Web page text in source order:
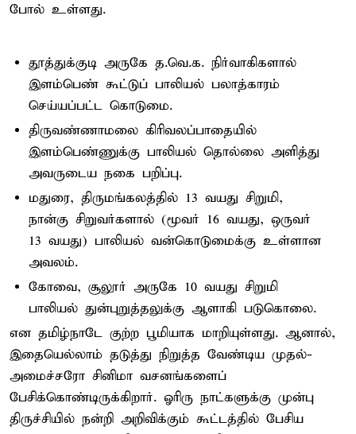
போல் உள்ளது.
தூத்துக்குடி அருகே த.வெ.க. நிர்வாகிகளால்
இளம்பெண் கூட்டுப் பாலியல் பலாத்காரம்
செய்யப்பட்ட கொடுமை.
திருவண்ணாமலை கிரிவலப்பாதையில்
இளம்பெண்ணுக்கு பாலியல் தொல்லை அளித்து
அவருடைய நகை பறிப்பு.
மதுரை, திருமங்கலத்தில் 13 வயது சிறுமி,
நான்கு சிறுவர்களால் (மூவர் 16 வயது, ஒருவர்
13 வயது) பாலியல் வன்கொடுமைக்கு உள்ளான
அவலம்.
கோவை, சூலூர் அருகே 10 வயது சிறுமி
பாலியல் துன்புறுத்தலுக்கு ஆளாகி படுகொலை.
என தமிழ்நாடே குற்ற பூமியாக மாறியுள்ளது. ஆனால்,
இதையெல்லாம் தடுத்து நிறுத்த வேண்டிய முதல்-
அமைச்சரோ சினிமா வசனங்களைப்
பேசிக்கொண்டிருக்கிறார். ஓரிரு நாட்களுக்கு முன்பு
திருச்சியில் நன்றி அறிவிக்கும் கூட்டத்தில் பேசிய